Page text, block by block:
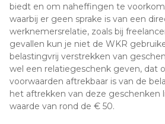
biedt en om naheffingen te
waarbij er geen sprake is van een
werknemersrelatie, zoals bij
gevallen kun je niet de WKR
belastingvrij verstrekken van
wel een relatiegeschenk geven, dat
voorwaarden aftrekbaar is van de
het aftrekken van deze geschenken
waarde van rond de € 50.